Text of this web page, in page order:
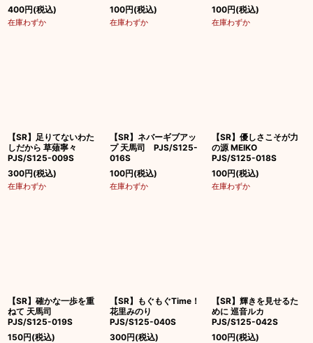
400円(税込)
在庫わずか
100円(税込)
在庫わずか
100円(税込)
在庫わずか
【SR】足りてないわた
しだから 草薙寧々
PJS/S125-009S
300円(税込)
在庫わずか
【SR】ネバーギブアッ
プ 天馬司 PJS/S125-
016S
100円(税込)
在庫わずか
【SR】優しさこそが力
の源 MEIKO
PJS/S125-018S
100円(税込)
在庫わずか
【SR】確かな一歩を重
ねて 天馬司
PJS/S125-019S
150円(税込)
【SR】もぐもぐTime！
花里みのり
PJS/S125-040S
300円(税込)
【SR】輝きを見せるた
めに 巡音ルカ
PJS/S125-042S
100円(税込)